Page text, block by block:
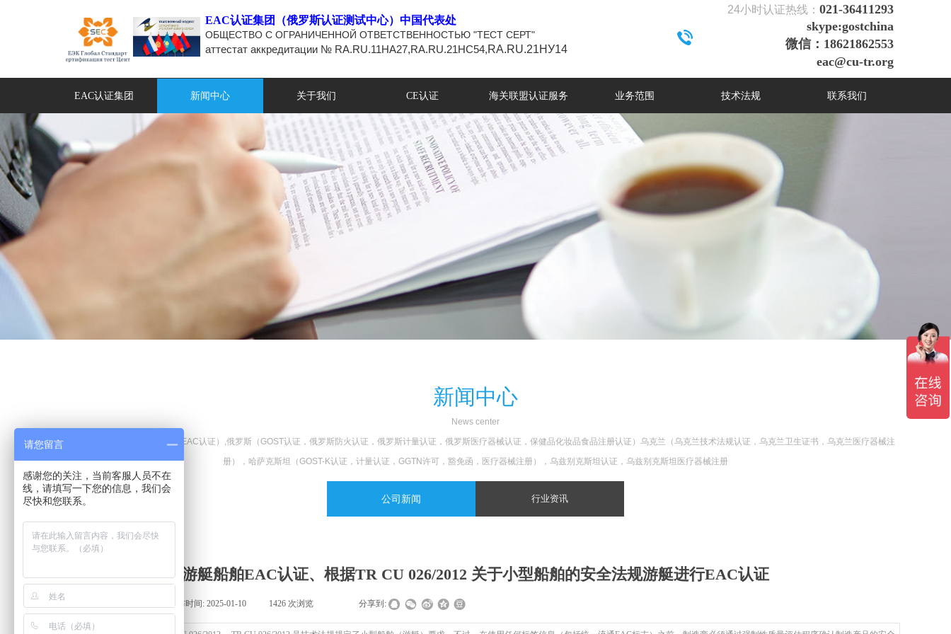
EAC认证集团（俄罗斯认证测试中心）中国代表处
ОБЩЕСТВО С ОГРАНИЧЕННОЙ ОТВЕТСТВЕННОСТЬЮ "ТЕСТ СЕРТ"
аттестат аккредитации № RA.RU.11НА27,RA.RU.21НС54,RA.RU.21НУ14
24小时认证热线： 021-36411293
skype:gostchina
微信：18621862553
eac@cu-tr.org
EAC认证集团 新闻中心 关于我们 CE认证 海关联盟认证服务 业务范围 技术法规 联系我们
新闻中心
News center
我们专业开展海关联盟trcu认证（EAC认证）,俄罗斯（GOST认证，俄罗斯防火认证，俄罗斯计量认证，俄罗斯医疗器械认证，保健品化妆品食品注册认证）乌克兰（乌克兰技术法规认证，乌克兰卫生证书，乌克兰医疗器械注
册），哈萨克斯坦（GOST-K认证，计量认证，GGTN许可，豁免函，医疗器械注册），乌兹别克斯坦认证，乌兹别克斯坦医疗器械注册
公司新闻 行业资讯
游艇船舶EAC认证、根据TR CU 026/2012 关于小型船舶的安全法规游艇进行EAC认证
来源: 发布时间: 2025-01-10 1426 次浏览 分享到:
请您留言
感谢您的关注，当前客服人员不在
线，请填写一下您的信息，我们会
尽快和您联系。